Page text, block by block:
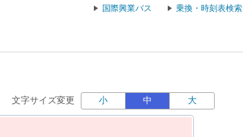
国際興業バス 乗換・時刻表検索
文字サイズ変更 小 中 大